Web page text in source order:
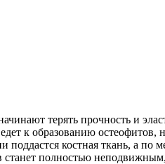
терять прочность и
к образованию
костная ткань, а по
станет полностью